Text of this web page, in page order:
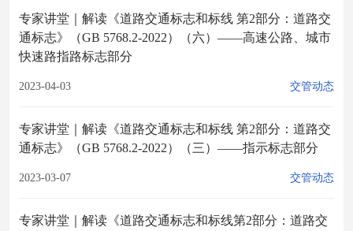
专家讲堂｜解读《道路交通标志和标线 第2部分：道路交
通标志》（GB 5768.2-2022）（六）——高速公路、城市
快速路指路标志部分
2023-04-03 交管动态
专家讲堂｜解读《道路交通标志和标线 第2部分：道路交
通标志》（GB 5768.2-2022）（三）——指示标志部分
2023-03-07 交管动态
专家讲堂｜解读《道路交通标志和标线第2部分：道路交